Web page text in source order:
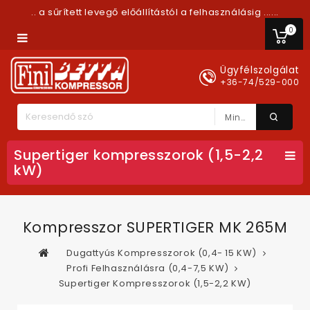
.. a sűrített levegő előállítástól a felhasználásig ......
0
Ügyfélszolgálat
+36-74/529-000
Minden Kategória
Supertiger kompresszorok (1,5-2,2
kW)
Kompresszor SUPERTIGER MK 265M
Dugattyús Kompresszorok (0,4- 15 KW)
Profi Felhasználásra (0,4-7,5 KW)
Supertiger Kompresszorok (1,5-2,2 KW)